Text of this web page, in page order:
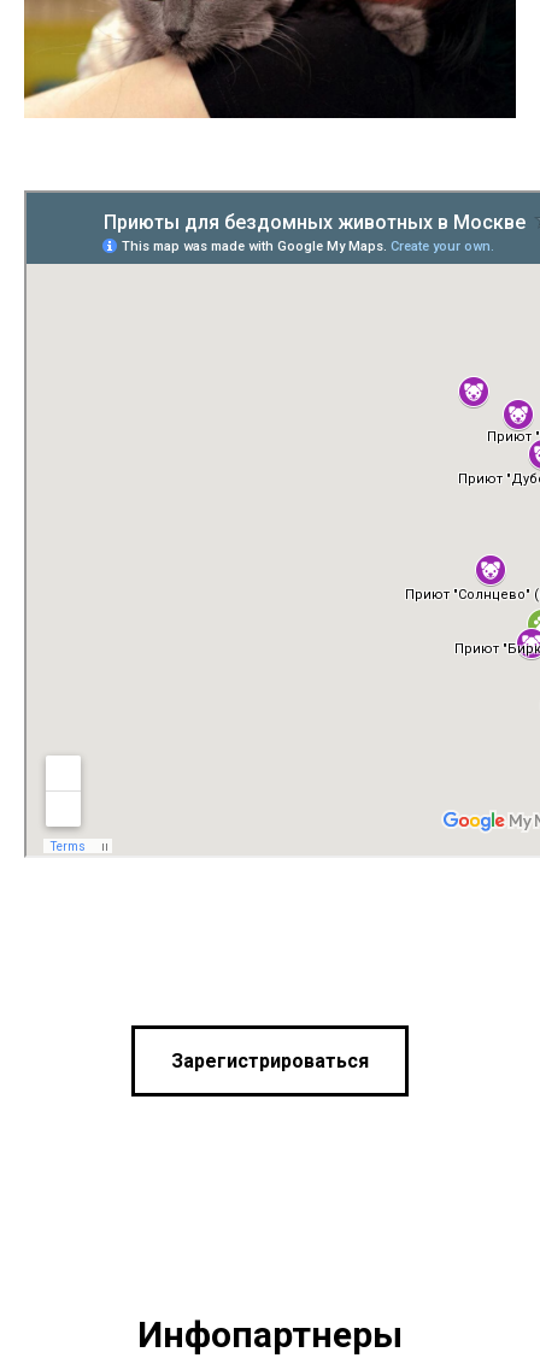
Зарегистрироваться
Инфопартнеры